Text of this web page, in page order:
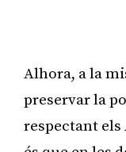
Alhora, a la
preservar la
respectant els